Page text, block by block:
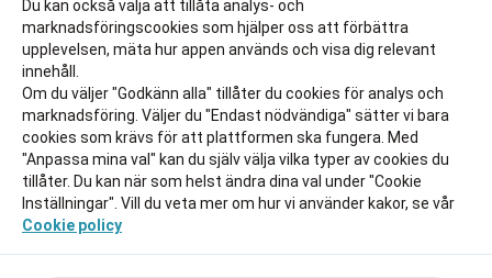
Du kan också välja att tillåta analys- och
marknadsföringscookies som hjälper oss att förbättra
upplevelsen, mäta hur appen används och visa dig relevant
innehåll.
Om du väljer "Godkänn alla" tillåter du cookies för analys och
marknadsföring. Väljer du "Endast nödvändiga" sätter vi bara
cookies som krävs för att plattformen ska fungera. Med
"Anpassa mina val" kan du själv välja vilka typer av cookies du
tillåter. Du kan när som helst ändra dina val under "Cookie
Inställningar". Vill du veta mer om hur vi använder kakor, se vår
Cookie policy